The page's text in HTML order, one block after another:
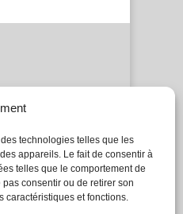
technologies telles que les
appareils. Le fait de consentir à
telles que le comportement de
consentir ou de retirer son
caractéristiques et fonctions.